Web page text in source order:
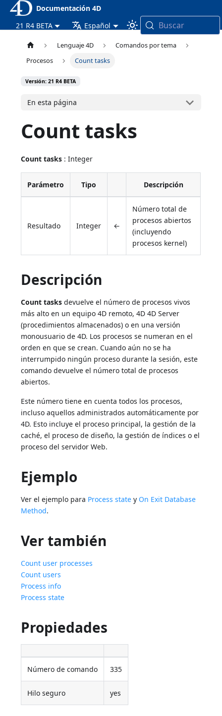
Documentación 4D
21 R4 BETA
Español Buscar
Lenguaje 4D
Comandos por tema
Procesos
Count tasks
Versión: 21 R4 BETA
En esta página
Count tasks
Count tasks : Integer
Parámetro Tipo Descripción
Resultado Integer ←
Número total de
procesos abiertos
(incluyendo
procesos kernel)
Descripción
Count tasks devuelve el número de procesos vivos
más alto en un equipo 4D remoto, 4D 4D Server
(procedimientos almacenados) o en una versión
monousuario de 4D. Los procesos se numeran en el
orden en que se crean. Cuando aún no se ha
interrumpido ningún proceso durante la sesión, este
comando devuelve el número total de procesos
abiertos.
Este número tiene en cuenta todos los procesos,
incluso aquellos administrados automáticamente por
4D. Esto incluye el proceso principal, la gestión de la
caché, el proceso de diseño, la gestión de índices o el
proceso del servidor Web.
Ejemplo
Ver el ejemplo para Process state y On Exit Database
Method.
Ver también
Count user processes
Count users
Process info
Process state
Propiedades
Número de comando 335
Hilo seguro yes